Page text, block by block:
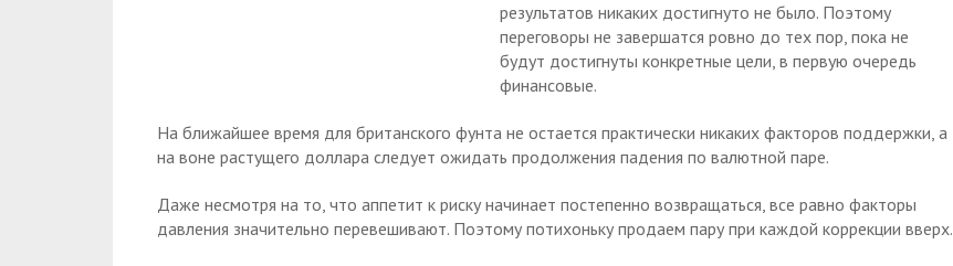
результатов никаких достигнуто не было. Поэтому
переговоры не завершатся ровно до тех пор, пока не
будут достигнуты конкретные цели, в первую очередь
финансовые.
На ближайшее время для британского фунта не остается практически никаких факторов поддержки, а
на воне растущего доллара следует ожидать продолжения падения по валютной паре.
Даже несмотря на то, что аппетит к риску начинает постепенно возвращаться, все равно факторы
давления значительно перевешивают. Поэтому потихоньку продаем пару при каждой коррекции вверх.